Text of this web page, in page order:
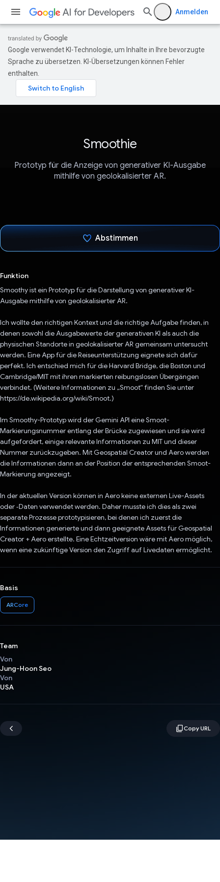
Anmelden
Google verwendet KI-Technologie, um Inhalte in Ihre bevorzugte
Sprache zu übersetzen. KI-Übersetzungen können Fehler
enthalten.
Smoothie
Prototyp für die Anzeige von generativer KI-Ausgabe
mithilfe von geolokalisierter AR.
Abstimmen
Funktion
Smoothy ist ein Prototyp für die Darstellung von generativer KI-
Ausgabe mithilfe von geolokalisierter AR.
Ich wollte den richtigen Kontext und die richtige Aufgabe finden, in
denen sowohl die Ausgabewerte der generativen KI als auch die
physischen Standorte in geolokalisierter AR gemeinsam untersucht
werden. Eine App für die Reiseunterstützung eignete sich dafür
perfekt. Ich entschied mich für die Harvard Bridge, die Boston und
Cambridge/MIT mit ihren markierten reibungslosen Übergängen
verbindet. (Weitere Informationen zu „Smoot“ finden Sie unter
https://de.wikipedia.org/wiki/Smoot.)
Im Smoothy-Prototyp wird der Gemini API eine Smoot-
Markierungsnummer entlang der Brücke zugewiesen und sie wird
aufgefordert, einige relevante Informationen zu MIT und dieser
Nummer zurückzugeben. Mit Geospatial Creator und Aero werden
die Informationen dann an der Position der entsprechenden Smoot-
Markierung angezeigt.
In der aktuellen Version können in Aero keine externen Live-Assets
oder ‑Daten verwendet werden. Daher musste ich dies als zwei
separate Prozesse prototypisieren, bei denen ich zuerst die
Informationen generierte und dann geeignete Assets für Geospatial
Creator + Aero erstellte. Eine Echtzeitversion wäre mit Aero möglich,
wenn eine zukünftige Version den Zugriff auf Livedaten ermöglicht.
Basis
ARCore
Team
Von
Jung-Hoon Seo
Von
USA